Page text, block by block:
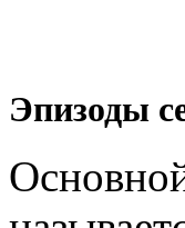
Эпизоды